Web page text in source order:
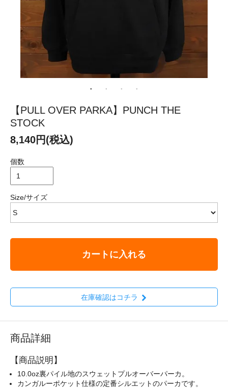
【PULL OVER PARKA】PUNCH THE
STOCK
8,140円(税込)
個数
Size/サイズ
カートに入れる
在庫確認はコチラ
商品詳細
【商品説明】
10.0oz裏パイル地のスウェットプルオーバーパーカ。
カンガルーポケット仕様の定番シルエットのパーカです。